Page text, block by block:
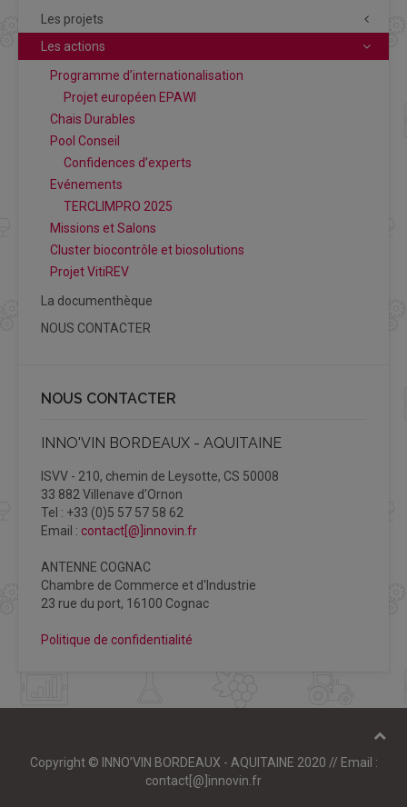
Les projets
Les actions
Programme d’internationalisation
Projet européen EPAWI
Chais Durables
Pool Conseil
Confidences d’experts
Evénements
TERCLIMPRO 2025
Missions et Salons
Cluster biocontrôle et biosolutions
Projet VitiREV
La documenthèque
NOUS CONTACTER
NOUS CONTACTER
INNO'VIN BORDEAUX - AQUITAINE
ISVV - 210, chemin de Leysotte, CS 50008
33 882 Villenave d'Ornon
Tel : +33 (0)5 57 57 58 62
Email : contact[@]innovin.fr
ANTENNE COGNAC
Chambre de Commerce et d'Industrie
23 rue du port, 16100 Cognac
Politique de confidentialité
Copyright © INNO’VIN BORDEAUX - AQUITAINE 2020 // Email :
contact[@]innovin.fr